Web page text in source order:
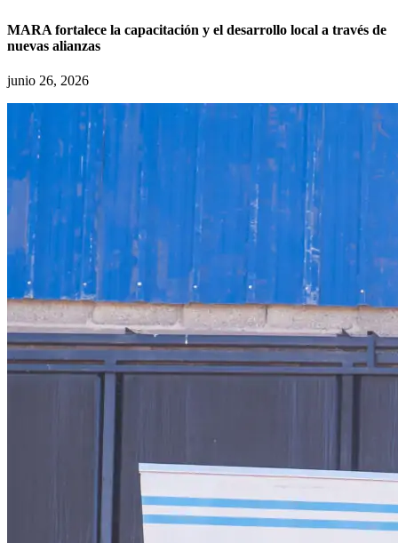
MARA fortalece la capacitación y el desarrollo local a través de
nuevas alianzas
junio 26, 2026